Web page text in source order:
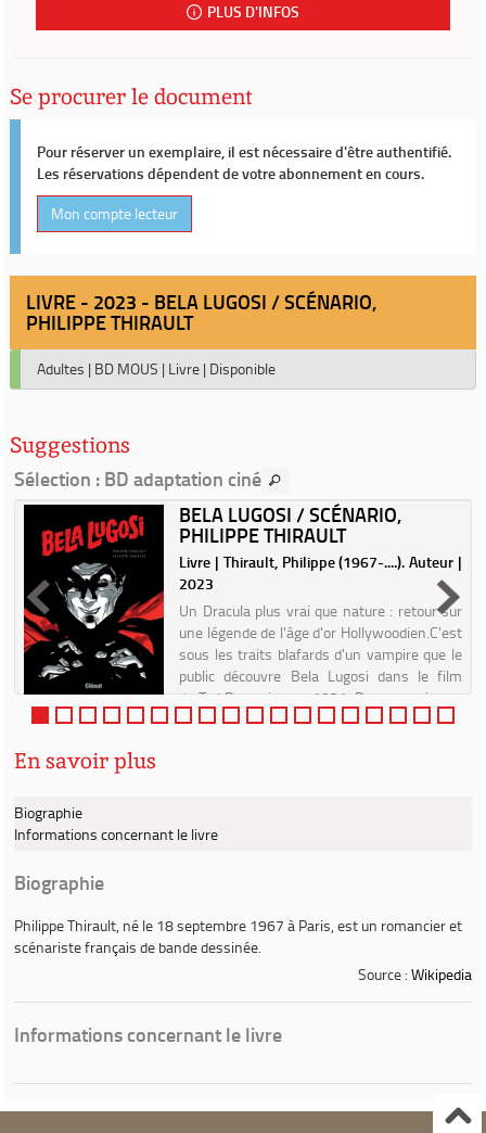
PLUS D'INFOS
Se procurer le document
Pour réserver un exemplaire, il est nécessaire d'être authentifié.
Les réservations dépendent de votre abonnement en cours.
Mon compte lecteur
LIVRE - 2023 - BELA LUGOSI / SCÉNARIO,
PHILIPPE THIRAULT
Adultes | BD MOUS | Livre | Disponible
Suggestions
Sélection : BD adaptation ciné
BELA LUGOSI / SCÉNARIO,
PHILIPPE THIRAULT
Livre | Thirault, Philippe (1967-....). Auteur |
2023
Un Dracula plus vrai que nature : retour sur
une légende de l'âge d'or Hollywoodien.C'est
sous les traits blafards d'un vampire que le
public découvre Bela Lugosi dans le film
de Tod Browning en 1931. De son vrai nom
Bél...
En savoir plus
Biographie
Informations concernant le livre
Biographie
Philippe Thirault, né le 18 septembre 1967 à Paris, est un romancier et
scénariste français de bande dessinée.
Source : Wikipedia
Informations concernant le livre